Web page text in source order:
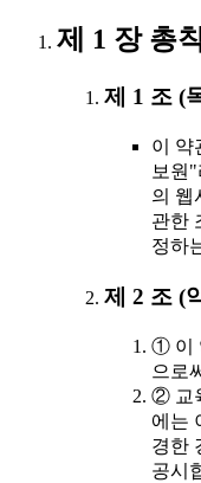
제 1 장 총칙
제 1 조 (
이 약
보원
의 웹
관한
정하
제 2 조 (
① 이
으로
② 교
에는
경한
공시